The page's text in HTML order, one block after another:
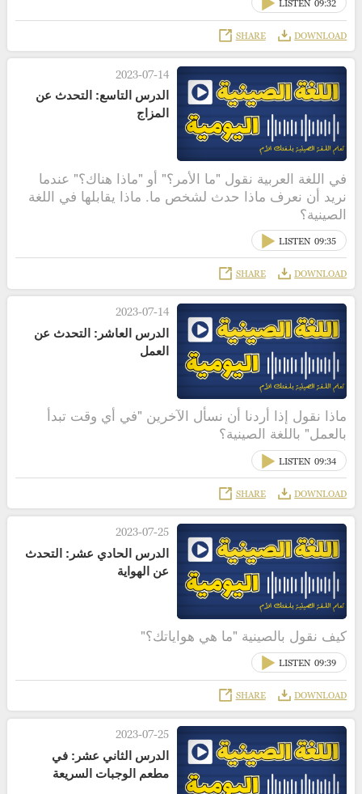
LISTEN 09:32
DOWNLOAD
SHARE
2023-07-14
الدرس التاسع: التحدث عن
المزاج
في اللغة العربية نقول "ما الأمر؟" أو "ماذا هناك؟" عندما
نريد أن نعرف ماذا حدث لشخص ما. ماذا يقابلها في اللغة
الصينية؟
LISTEN 09:35
DOWNLOAD
SHARE
2023-07-14
الدرس العاشر: التحدث عن
العمل
ماذا نقول إذا أردنا أن نسأل الآخرين "في أي وقت تبدأ
بالعمل" باللغة الصينية؟
LISTEN 09:34
DOWNLOAD
SHARE
2023-07-25
الدرس الحادي عشر: التحدث
عن الهواية
كيف نقول بالصينية "ما هي هواياتك؟"
LISTEN 09:39
DOWNLOAD
SHARE
2023-07-25
الدرس الثاني عشر: في
مطعم الوجبات السريعة